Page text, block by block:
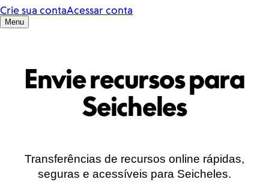
Envie recursos para
Seicheles
Transferências de recursos online rápidas,
seguras e acessíveis para Seicheles.